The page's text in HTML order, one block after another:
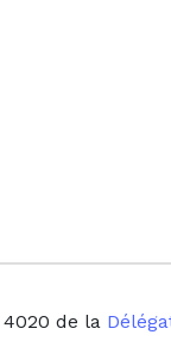
de la